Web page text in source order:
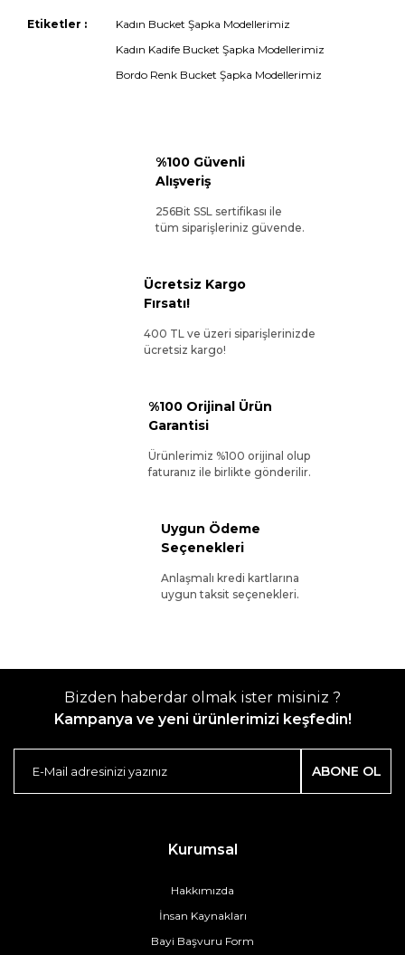
Etiketler :
Kadın Bucket Şapka Modellerimiz
Kadın Kadife Bucket Şapka Modellerimiz
Bordo Renk Bucket Şapka Modellerimiz
%100 Güvenli
Alışveriş
256Bit SSL sertifikası ile
tüm siparişleriniz güvende.
Ücretsiz Kargo
Fırsatı!
400 TL ve üzeri siparişlerinizde
ücretsiz kargo!
%100 Orijinal Ürün
Garantisi
Ürünlerimiz %100 orijinal olup
faturanız ile birlikte gönderilir.
Uygun Ödeme
Seçenekleri
Anlaşmalı kredi kartlarına
uygun taksit seçenekleri.
Bizden haberdar olmak ister misiniz ?
Kampanya ve yeni ürünlerimizi keşfedin!
ABONE OL
Kurumsal
Hakkımızda
İnsan Kaynakları
Bayi Başvuru Form